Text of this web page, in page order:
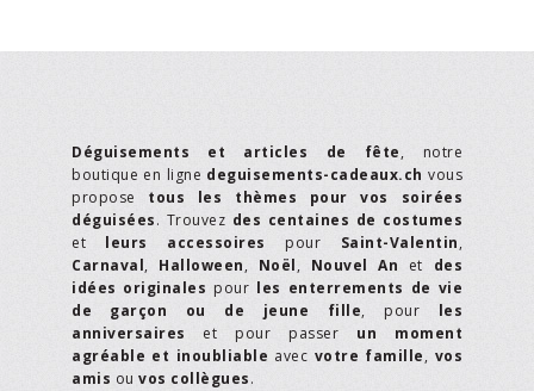
Déguisements et articles de fête, notre
boutique en ligne deguisements-cadeaux.ch vous
propose tous les thèmes pour vos soirées
déguisées. Trouvez des centaines de costumes
et leurs accessoires pour Saint-Valentin,
Carnaval, Halloween, Noël, Nouvel An et des
idées originales pour les enterrements de vie
de garçon ou de jeune fille, pour les
anniversaires et pour passer un moment
agréable et inoubliable avec votre famille, vos
amis ou vos collègues.